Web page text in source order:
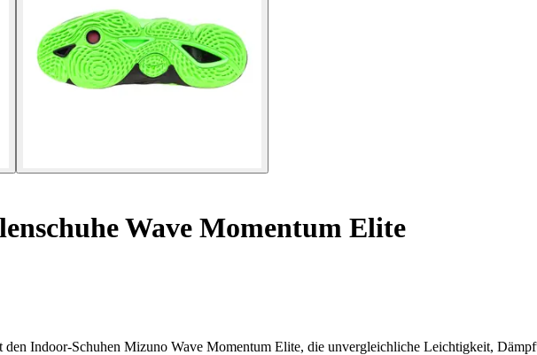
Wave Momentum Elite
Indoor-Schuhen Mizuno Wave Momentum Elite, die unvergleichliche Leichtigkeit,